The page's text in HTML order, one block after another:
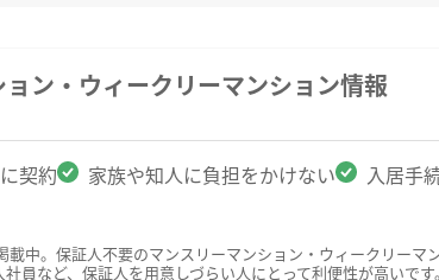
ン・ウィークリーマンション情報
契約 家族や知人に負担をかけない 入居手
中。保証人不要のマンスリーマンション・ウィークリーマ
員など、保証人を用意しづらい人にとって利便性が高いで